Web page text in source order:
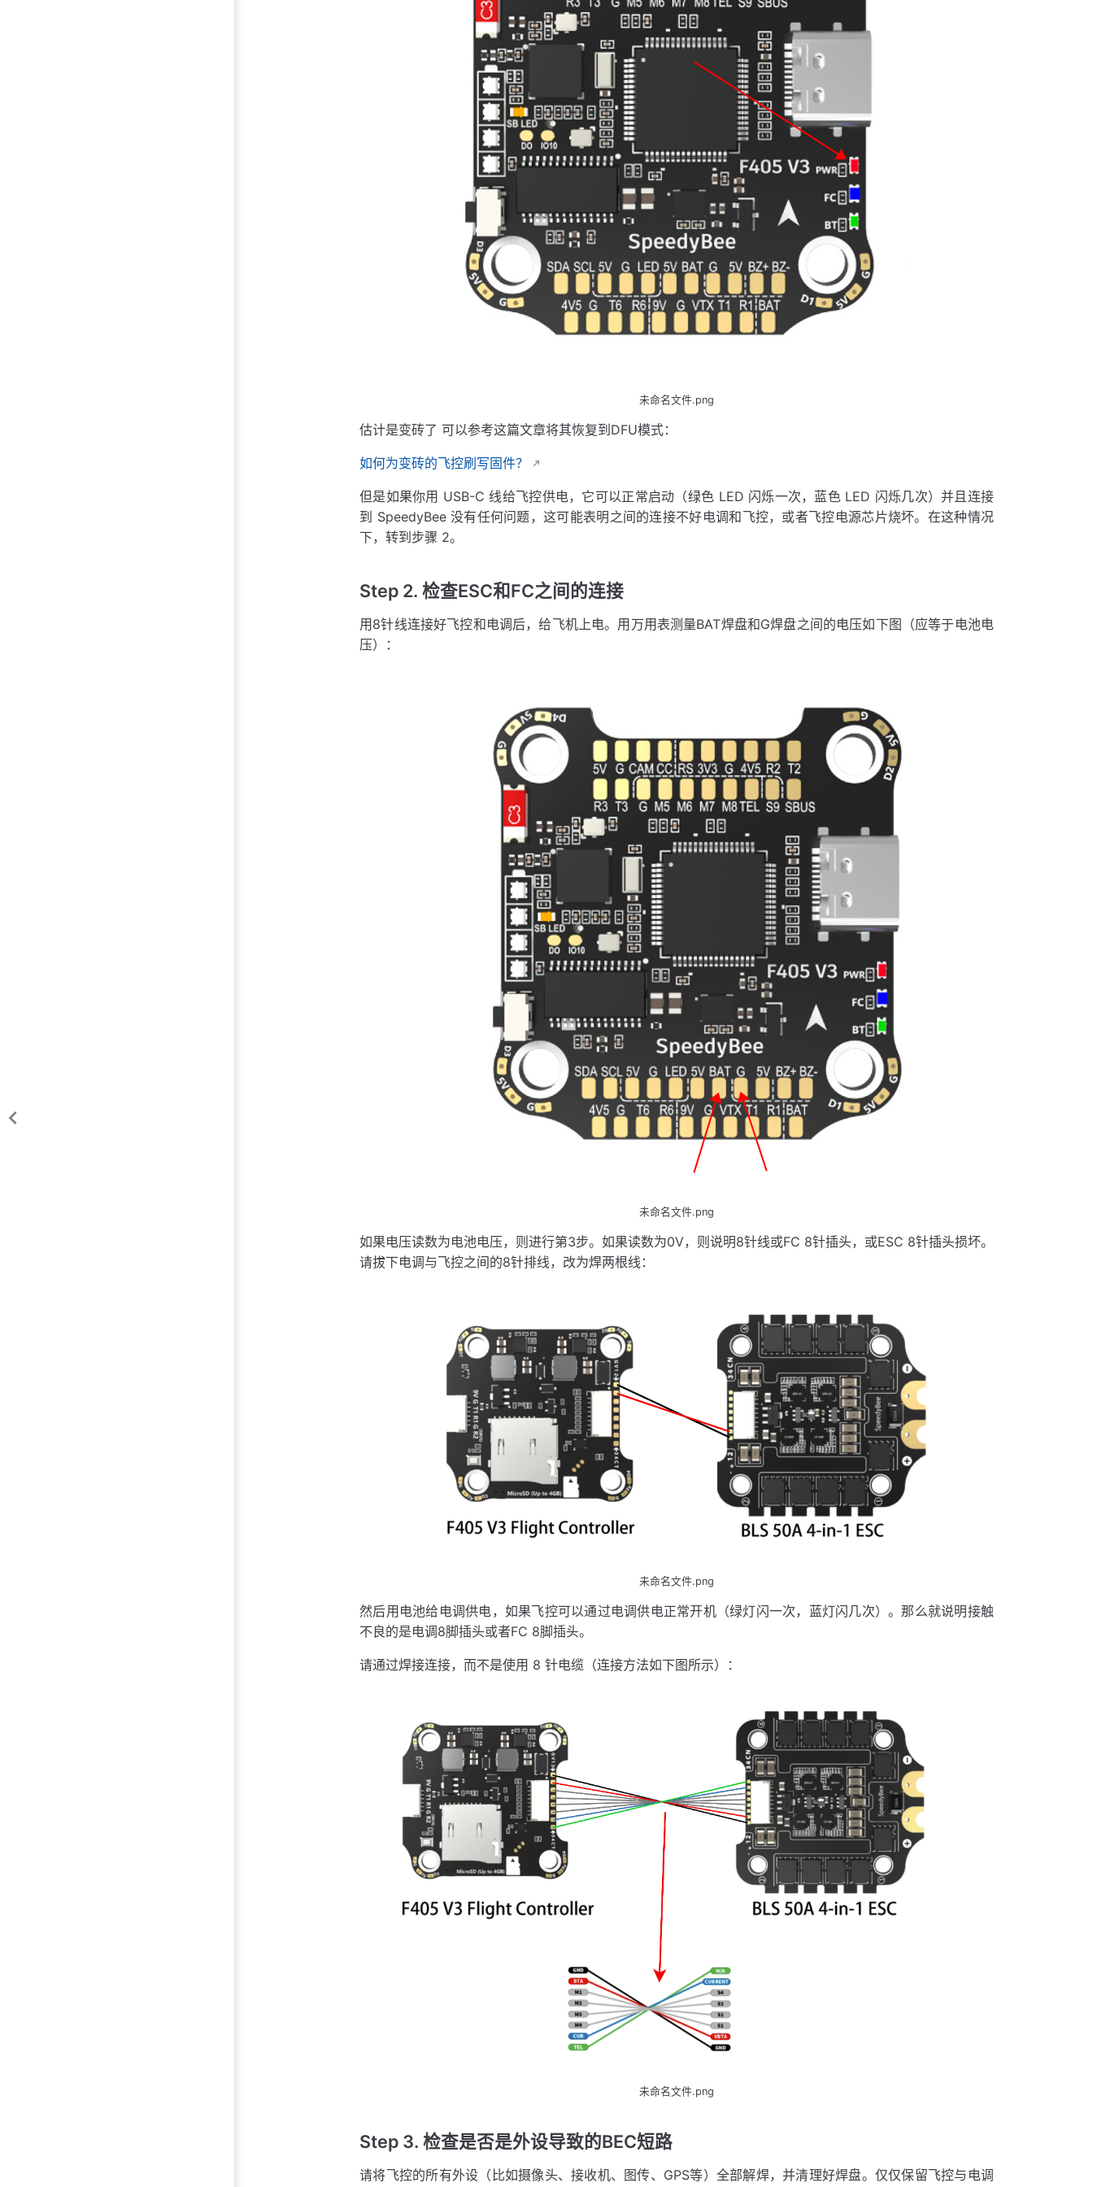
未命名文件.png
估计是变砖了 可以参考这篇文章将其恢复到DFU模式：
如何为变砖的飞控刷写固件？
但是如果你用 USB-C 线给飞控供电，它可以正常启动（绿色 LED 闪烁一次，蓝色 LED 闪烁几次）并且连接
到 SpeedyBee 没有任何问题，这可能表明之间的连接不好电调和飞控，或者飞控电源芯片烧坏。在这种情况
下，转到步骤 2。
Step 2. 检查ESC和FC之间的连接
用8针线连接好飞控和电调后，给飞机上电。用万用表测量BAT焊盘和G焊盘之间的电压如下图（应等于电池电
压）：
未命名文件.png
如果电压读数为电池电压，则进行第3步。如果读数为0V，则说明8针线或FC 8针插头，或ESC 8针插头损坏。
请拔下电调与飞控之间的8针排线，改为焊两根线：
未命名文件.png
然后用电池给电调供电，如果飞控可以通过电调供电正常开机（绿灯闪一次，蓝灯闪几次）。那么就说明接触
不良的是电调8脚插头或者FC 8脚插头。
请通过焊接连接，而不是使用 8 针电缆（连接方法如下图所示）：
未命名文件.png
Step 3. 检查是否是外设导致的BEC短路
请将飞控的所有外设（比如摄像头、接收机、图传、GPS等）全部解焊，并清理好焊盘。仅仅保留飞控与电调